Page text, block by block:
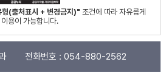
(출처표시 + 변경금지)" 조건에 따라 자유롭게
이용이 가능합니다.
전화번호 : 054-880-2562